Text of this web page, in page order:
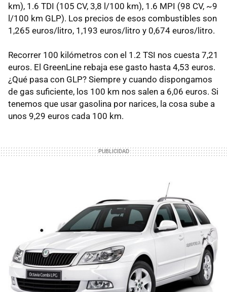
km), 1.6 TDI (105 CV, 3,8 l/100 km), 1.6 MPI (98 CV, ~9
l/100 km GLP). Los precios de esos combustibles son
1,265 euros/litro, 1,193 euros/litro y 0,674 euros/litro.
Recorrer 100 kilómetros con el 1.2 TSI nos cuesta 7,21
euros. El GreenLine rebaja ese gasto hasta 4,53 euros.
¿Qué pasa con GLP? Siempre y cuando dispongamos
de gas suficiente, los 100 km nos salen a 6,06 euros. Si
tenemos que usar gasolina por narices, la cosa sube a
unos 9,29 euros cada 100 km.